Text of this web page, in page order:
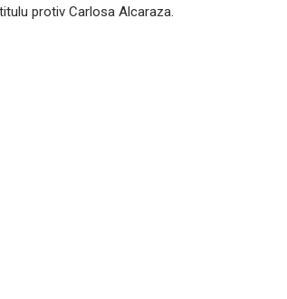
protiv Carlosa Alcaraza.